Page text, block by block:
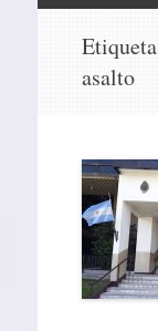
contenidoasalto